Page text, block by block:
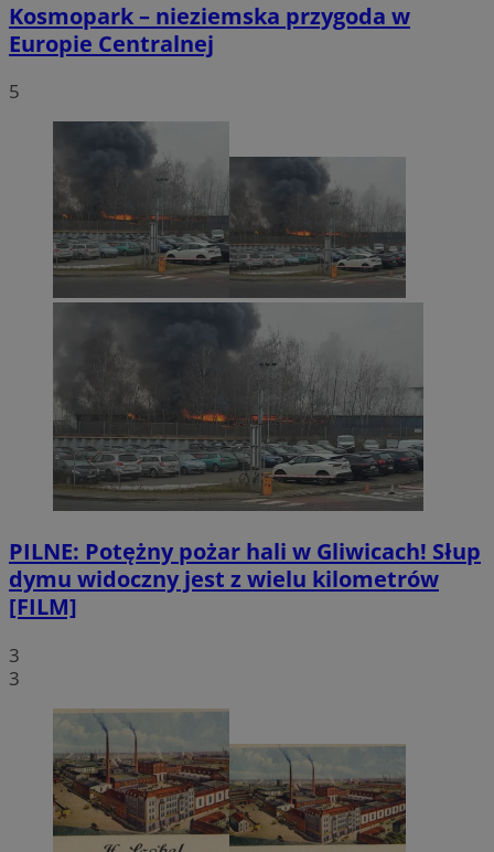
Kosmopark – nieziemska przygoda w
Europie Centralnej
5
PILNE: Potężny pożar hali w Gliwicach! Słup
dymu widoczny jest z wielu kilometrów
[FILM]
3
3